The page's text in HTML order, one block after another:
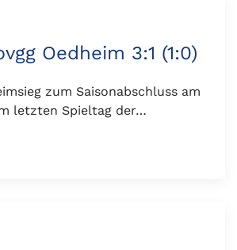
Oedheim 3:1 (1:0)
zum Saisonabschluss am
letzten Spieltag der…